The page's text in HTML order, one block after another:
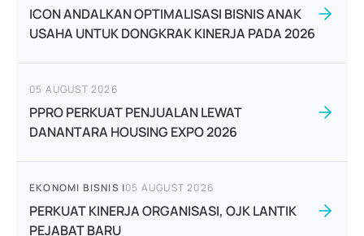
ICON ANDALKAN OPTIMALISASI BISNIS ANAK
USAHA UNTUK DONGKRAK KINERJA PADA 2026
05 AUGUST 2026
PPRO PERKUAT PENJUALAN LEWAT
DANANTARA HOUSING EXPO 2026
EKONOMI BISNIS |05 AUGUST 2026
PERKUAT KINERJA ORGANISASI, OJK LANTIK
PEJABAT BARU